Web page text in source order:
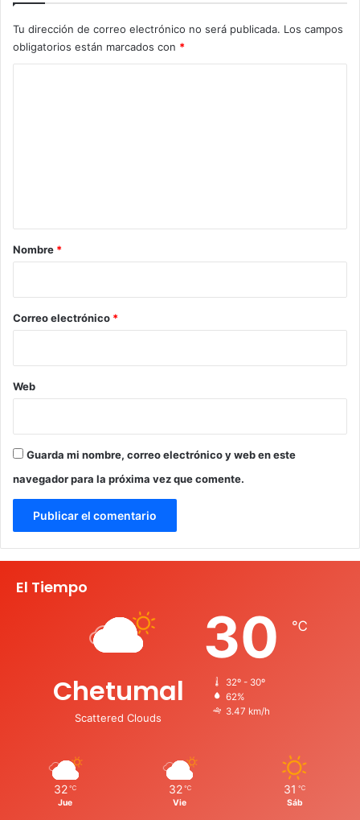
Tu dirección de correo electrónico no será publicada. Los campos
obligatorios están marcados con *
r
*
Nombre *
Correo electrónico *
Web
Guarda mi nombre, correo electrónico y web en este
navegador para la próxima vez que comente.
El Tiempo
Chetumal
Scattered Clouds
30 ℃
32º - 30º
62%
3.47 km/h
32 ℃
Jue
32 ℃
Vie
31 ℃
Sáb